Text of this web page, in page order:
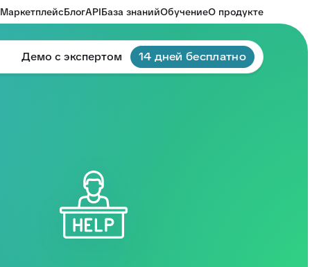
МаркетплейсБлогAPIБаза знанийОбучениеО продукте
Демо с экспертом 14 дней бесплатно